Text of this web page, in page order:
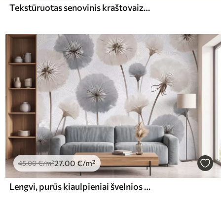
Tekstūruotas senovinis kraštovaizdis su medžiu prie upės ir debesuotu dangumi, sepijos atspalvių gamtos menas
45.00€/m²27.00 €/m²
Lengvi, purūs kiaulpieniai švelnios natūralios spalvų paletės atspalviais